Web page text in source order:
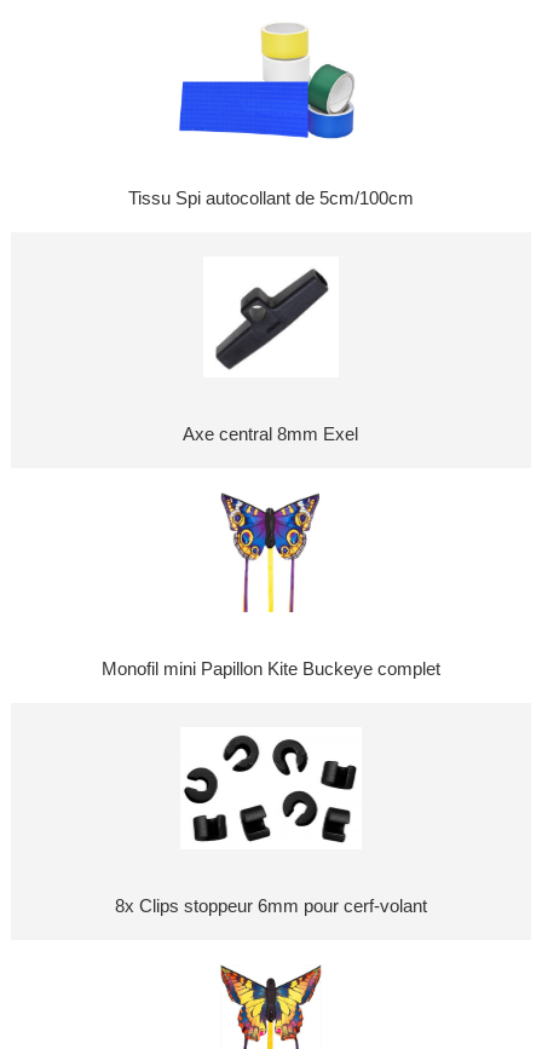
Tissu Spi autocollant de 5cm/100cm
Axe central 8mm Exel
Monofil mini Papillon Kite Buckeye complet
8x Clips stoppeur 6mm pour cerf-volant